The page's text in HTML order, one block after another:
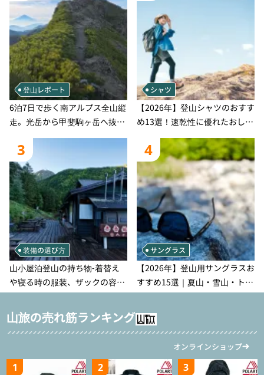
登山レポート
6泊7日で歩く南アルプス全山縦
走。光岳から甲斐駒ヶ岳へ抜け
る登山の記録
シャツ
【2026年】登山シャツのおすす
め13選！速乾性に優れたおしゃ
れなモデルを徹底紹介！
3
装備の選び方
山小屋泊登山の持ち物‐着替え
や寝る時の服装、ザックの容量
などを徹底紹介！1泊2日、2泊3
日用のリスト付き
4
サングラス
【2026年】登山用サングラスお
すすめ15選｜夏山・雪山・トレ
ラン別、シーンで選ぶ失敗しな
い一本
山旅の売れ筋ランキング
オンラインショップ
1 2 3